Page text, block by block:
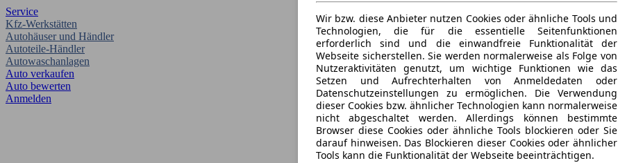
Service
Kfz-Werkstätten
Autohäuser und Händler
Autoteile-Händler
Autowaschanlagen
Auto verkaufen
Auto bewerten
Anmelden
Wir bzw. diese Anbieter nutzen Cookies oder ähnliche Tools und
Technologien, die für die essentielle Seitenfunktionen
erforderlich sind und die einwandfreie Funktionalität der
Webseite sicherstellen. Sie werden normalerweise als Folge von
Nutzeraktivitäten genutzt, um wichtige Funktionen wie das
Setzen und Aufrechterhalten von Anmeldedaten oder
Datenschutzeinstellungen zu ermöglichen. Die Verwendung
dieser Cookies bzw. ähnlicher Technologien kann normalerweise
nicht abgeschaltet werden. Allerdings können bestimmte
Browser diese Cookies oder ähnliche Tools blockieren oder Sie
darauf hinweisen. Das Blockieren dieser Cookies oder ähnlicher
Tools kann die Funktionalität der Webseite beeinträchtigen.